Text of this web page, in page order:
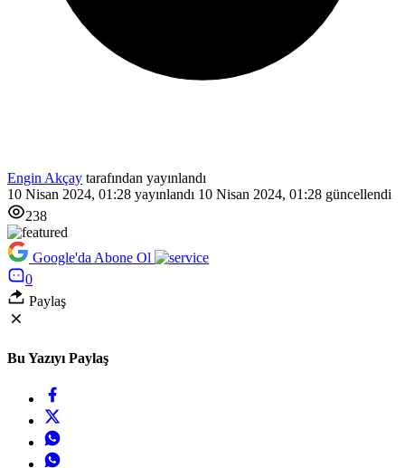
Engin Akçay tarafından yayınlandı
10 Nisan 2024, 01:28 yayınlandı 10 Nisan 2024, 01:28 güncellendi
238
Google'da Abone Ol
0
Paylaş
Bu Yazıyı Paylaş